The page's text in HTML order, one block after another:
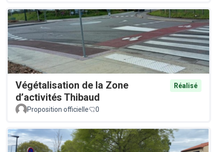
Végétalisation de la Zone
d’activités Thibaud
Réalisé
Proposition officielle 0